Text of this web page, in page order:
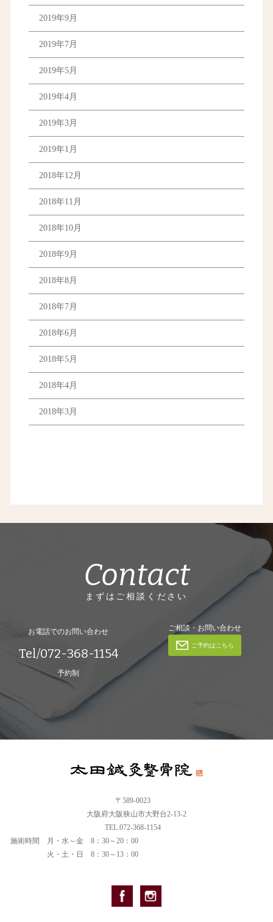
2019年9月
2019年7月
2019年5月
2019年4月
2019年3月
2019年1月
2018年12月
2018年11月
2018年10月
2018年9月
2018年8月
2018年7月
2018年6月
2018年5月
2018年4月
2018年3月
Contact
まずはご相談ください
お電話でのお問い合わせ
Tel/072-368-1154
予約制
ご相談・お問い合わせ
ご予約はこちら
〒589-0023
大阪府大阪狭山市大野台2-13-2
TEL.072-368-1154
施術時間
月・水～金 8：30～20：00
火・土・日 8：30～13：00